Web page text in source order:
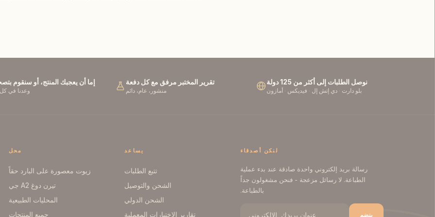
إما أن يعجبك المنتج، أو سنقوم
وعدنا في
تقرير المختبر مرفق مع كل دفعة
منشور، عام، دائم
نوصل الطلبات إلى أكثر من 125 دولة
بلو دارت · دي إتش إل · فيديكس · أمازون
محل
زيوت معصورة على البارد حقاً
تيرن دوغ A2 جي
المحليات الطبيعية
جميع المنتجات
يساعد
تتبع الطلبات
الشحن والتوصيل
الشحن الدولي
تقارير الاختبارات المعملية
لنكن أصدقاء
رسالة بريد إلكتروني واحدة صادقة عند بدء عملية
الطباعة. لا رسائل مزعجة - فنحن مشغولون جداً
بالطباعة.
ينضم